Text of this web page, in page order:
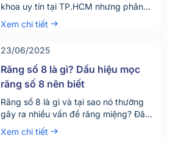
khoa uy tín tại TP.HCM nhưng phân
vân giữa hàng trăm phòng khám lớn
nhỏ? Việc lựa chọn đúng nha khoa
còn đảm bảo an toàn, tiết kiệm thời
gian và chi phí. Đừng chỉ dựa vào vị trí
[…]
Xem chi tiết
23/06/2025
Răng số 8 là gì? Dấu hiệu mọc
răng số 8 nên biết
Răng số 8 là gì và tại sao nó thường
gây ra nhiều vấn đề răng miệng? Đây
là câu hỏi được rất nhiều người quan
tâm, đặc biệt là những ai đang bước
Xem chi tiết